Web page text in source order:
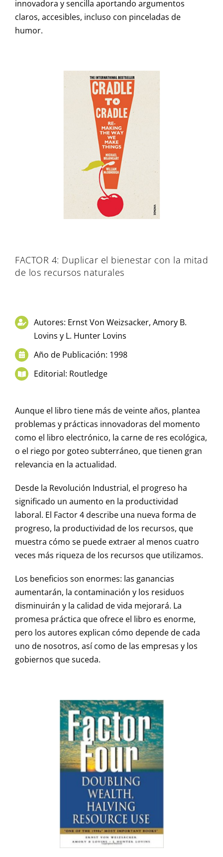
innovadora y sencilla aportando argumentos
claros, accesibles, incluso con pinceladas de
humor.
FACTOR 4: Duplicar el bienestar con la mitad
de los recursos naturales
Autores: Ernst Von Weizsacker, Amory B.
Lovins y L. Hunter Lovins
Año de Publicación: 1998
Editorial: Routledge
Aunque el libro tiene más de veinte años, plantea
problemas y prácticas innovadoras del momento
como el libro electrónico, la carne de res ecológica,
o el riego por goteo subterráneo, que tienen gran
relevancia en la actualidad.
Desde la Revolución Industrial, el progreso ha
significado un aumento en la productividad
laboral. El Factor 4 describe una nueva forma de
progreso, la productividad de los recursos, que
muestra cómo se puede extraer al menos cuatro
veces más riqueza de los recursos que utilizamos.
Los beneficios son enormes: las ganancias
aumentarán, la contaminación y los residuos
disminuirán y la calidad de vida mejorará. La
promesa práctica que ofrece el libro es enorme,
pero los autores explican cómo depende de cada
uno de nosotros, así como de las empresas y los
gobiernos que suceda.